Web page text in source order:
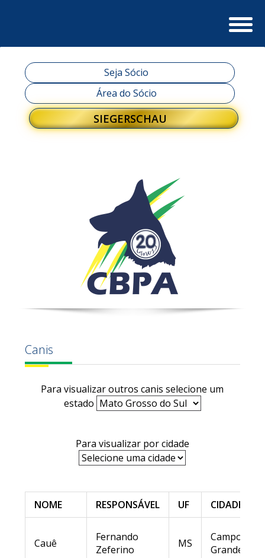
Seja Sócio
Área do Sócio
SIEGERSCHAU
Canis
Para visualizar outros canis selecione um
estado
Para visualizar por cidade
NOME RESPONSÁVEL UF CIDADE
Cauê
Fernando
Zeferino
MS
Campo
Grande